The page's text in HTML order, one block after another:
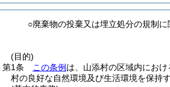
○廃棄物の投棄又は埋立処分の規制に
(目的)
第1条
この条例 は、山添村の区域内にお
村の良好な自然環境及び生活環境を保持